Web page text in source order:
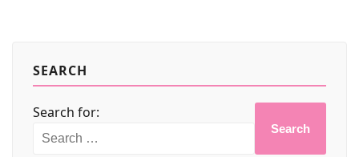
SEARCH
Search for:
Search